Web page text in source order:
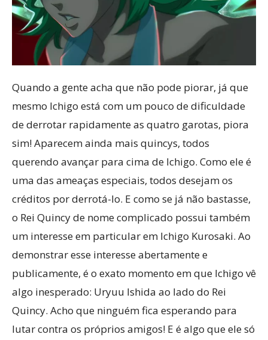
Quando a gente acha que não pode piorar, já que
mesmo Ichigo está com um pouco de dificuldade
de derrotar rapidamente as quatro garotas, piora
sim! Aparecem ainda mais quincys, todos
querendo avançar para cima de Ichigo. Como ele é
uma das ameaças especiais, todos desejam os
créditos por derrotá-lo. E como se já não bastasse,
o Rei Quincy de nome complicado possui também
um interesse em particular em Ichigo Kurosaki. Ao
demonstrar esse interesse abertamente e
publicamente, é o exato momento em que Ichigo vê
algo inesperado: Uryuu Ishida ao lado do Rei
Quincy. Acho que ninguém fica esperando para
lutar contra os próprios amigos! E é algo que ele só